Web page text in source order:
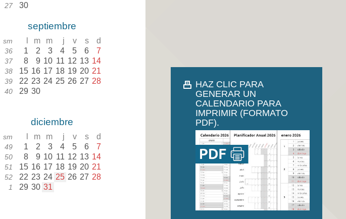
27 30
septiembre
sm m m j v s d
36 1 2 3 4 5 6 7
37 8 9 10 11 12 13 14
38 15 16 17 18 19 20 21
39 22 23 24 25 26 27 28
40 29 30
diciembre
sm m m j v s d
49 1 2 3 4 5 6 7
50 8 9 10 11 12 13 14
51 15 16 17 18 19 20 21
52 22 23 24 25 26 27 28
1 29 30 31
HAZ CLIC PARA
GENERAR UN
CALENDARIO PARA
IMPRIMIR (FORMATO
PDF).